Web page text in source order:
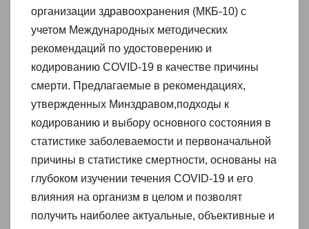
организации здравоохранения (МКБ-10) с
учетом Международных методических
рекомендаций по удостоверению и
кодированию COVID-19 в качестве причины
смерти. Предлагаемые в рекомендациях,
утвержденных Минздравом,подходы к
кодированию и выбору основного состояния в
статистике заболеваемости и первоначальной
причины в статистике смертности, основаны на
глубоком изучении течения COVID-19 и его
влияния на организм в целом и позволят
получить наиболее актуальные, объективные и